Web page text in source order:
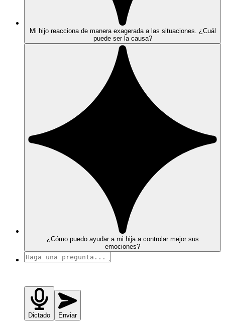
Mi hijo reacciona de manera exagerada a las situaciones. ¿Cuál
puede ser la causa?
¿Cómo puedo ayudar a mi hija a controlar mejor sus
emociones?
Dictado Enviar